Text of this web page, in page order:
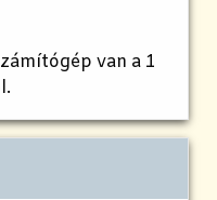
van a 1